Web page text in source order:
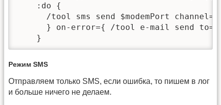
    :do {
/tool sms send $modemPort
} on-error={ /tool e-mail send
    }
Режим SMS
Отправляем только SMS, если ошибка, то пишем в лог
и больше ничего не делаем.